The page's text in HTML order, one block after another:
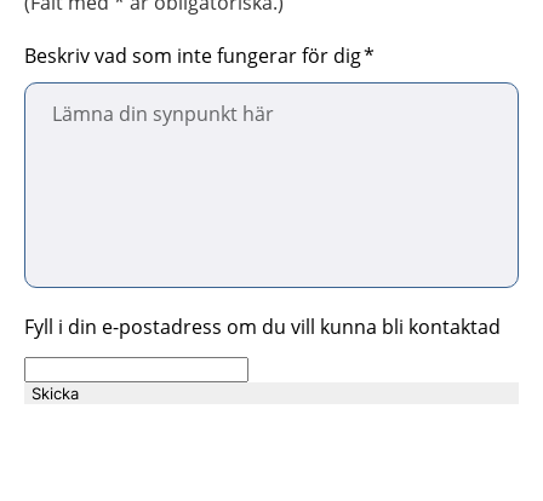
Beskriv vad som inte fungerar för dig
Fyll i din e-postadress om du vill kunna bli kontaktad
Skicka